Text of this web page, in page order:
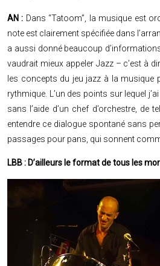
AN : Dans “Tatoom”, la musique est
note est clairement spécifiée dans
a aussi donné beaucoup
vaudrait mieux appeler Jazz – c’est à
les concepts du jeu jazz à la musique
rythmique. L’un des points sur lequel
sans l’aide d’un chef d’orchestre, de
entendre ce dialogue spontané sans
passages pour pans, qui sonnent
LBB : D’ailleurs le format de tous les